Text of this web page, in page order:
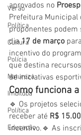
Verão
Política
Cultura
Polícia
Natureza
Imbituba
Política
Educação
aprovados no
Prefeitura Municipal
proponentes podem
dia 17 de março
incentivo do
que destina
de iniciativas
Como funciona
🔹 Os projetos
receber até R$
incentivo.🔹 As